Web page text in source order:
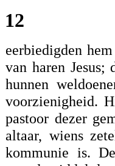
12
eerbiedigden
van haren Jesus;
hunnen
voorzienigheid.
pastoor dezer
altaar, wiens
kommunie is.